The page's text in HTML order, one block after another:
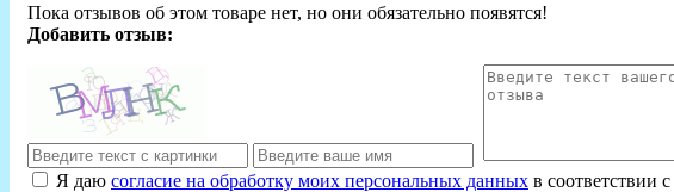
Пока отзывов об этом товаре нет, но они обязательно появятся!
Добавить отзыв:
Я даю согласие на обработку моих персональных данных в соответствии с